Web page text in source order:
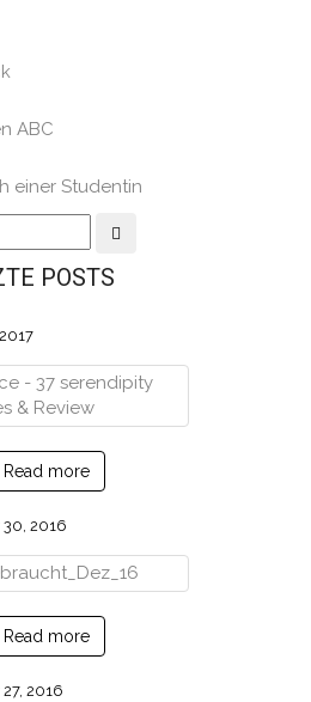
ABC
einer Studentin
POSTS
Read more
2016
Read more
2016